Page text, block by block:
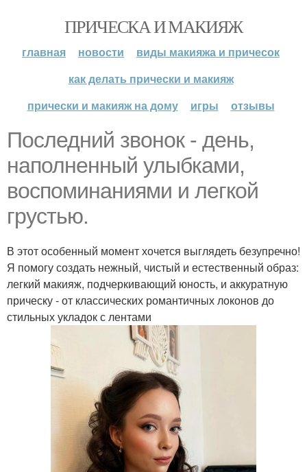
ПРИЧЕСКА И МАКИЯЖ
главная новости
виды макияжа и причесок
как делать прически и макияж
прически и макияж на дому
игры отзывы
Последний звонок - день,
наполненный улыбками,
воспоминаниями и легкой
грустью.
В этот особенный момент хочется выглядеть безупречно!
Я помогу создать нежный, чистый и естественный образ:
легкий макияж, подчеркивающий юность, и аккуратную
прическу - от классических романтичных локонов до
стильных укладок с лентами